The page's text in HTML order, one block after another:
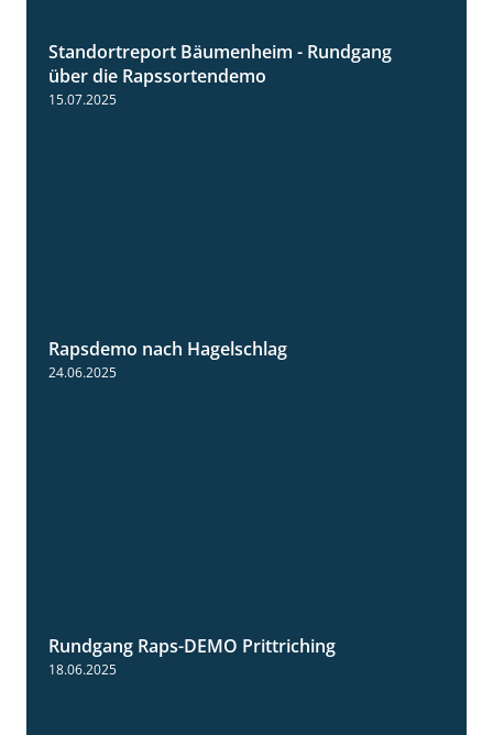
6:03
Standortreport Bäumenheim - Rundgang
über die Rapssortendemo
15.07.2025
Rapsdemo nach Hagelschlag
24.06.2025
Rundgang Raps-DEMO Prittriching
18.06.2025